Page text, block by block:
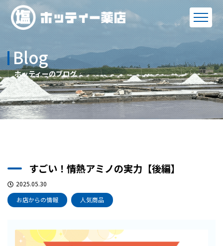
Blog
ホッティーのブログ
すごい！情熱アミノの実力【後編】
2025.05.30
お店からの情報
人気商品